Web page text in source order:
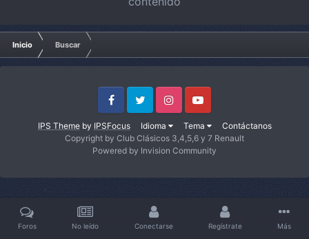
Inicio Buscar
IPS Themeby IPSFocus Idioma Tema Contáctanos
FacebookTwitter InstagramYoutube
Copyright by Club Clásicos 3,4,5,6 y 7 Renault
Powered by Invision Community
Foros No leído Conectarse Regístrate Más